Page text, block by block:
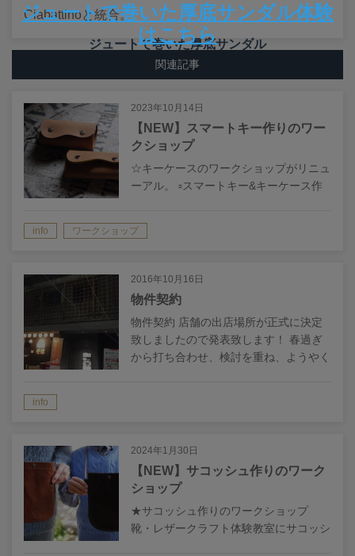
ジュートで巻いた厚底サンダル
ジュートで巻いた厚底サンダル体験
はこちら
Ciabattinoと統合。
関連記事
2023年10月14日
【NEW】スマートキー作りのワー
クショップ
☆キーケースのワークショップがリニュ
ーアル。 ▫︎スマートキー&キーケース作
教室のキーケースがデザインを一新しリ
ニューアルしました。 革製のキーケー
info ワークショップ
2016年10月16日
物件契約
物件契約 店舗の出店場所が正式に決定
致しましたので発表致します！ 春過ぎ
から打ち合わせ、検討を重ね、ようやく
info
2024年1月30日
【NEW】サコッシュ作りのワーク
ショップ
★サコッシュ作りのワークショップ
靴・レザークラフト体験教室にサコッシ